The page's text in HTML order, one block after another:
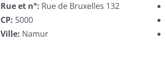
Rue et n°: Rue de Bruxelles 132
CP: 5000
Ville: Namur